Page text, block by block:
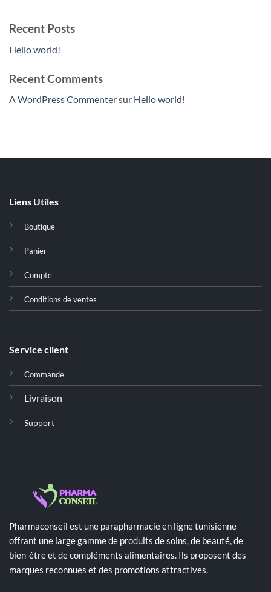
Recent Posts
Hello world!
Recent Comments
A WordPress Commentersur Hello world!
Liens Utiles
Boutique
Panier
Compte
Conditions de ventes
Service client
Commande
Livraison
Support
Pharmaconseil est une parapharmacie en ligne tunisienne
offrant une large gamme de produits de soins, de beauté, de
bien-être et de compléments alimentaires. Ils proposent des
marques reconnues et des promotions attractives.